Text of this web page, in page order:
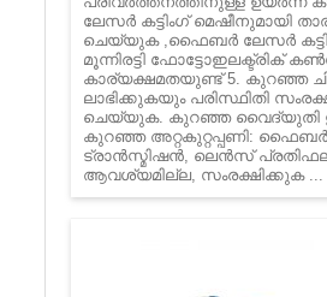
ലേസർ കട്ടിംഗ് മെഷീനുമായി
ചെയ്യുക ,ഫൈബർ ലേസർ
മൂന്നിരട്ടി ഫോട്ടോഇലക്ട്രിക്
കാര്യക്ഷമതയുണ്ട് 5. കുറഞ്ഞ
ലാഭിക്കുകയും പരിസ്ഥിതി
ചെയ്യുക. കുറഞ്ഞ വൈദ്യുതി
കുറഞ്ഞ അറ്റകുറ്റപ്പണി:
ട്രാൻസ്മിഷൻ, ലെൻസ്
ആവശ്യമില്ല, സംരക്ഷിക്കുക ...